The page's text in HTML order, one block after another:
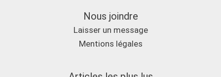
Nous joindre
Laisser un message
Mentions légales